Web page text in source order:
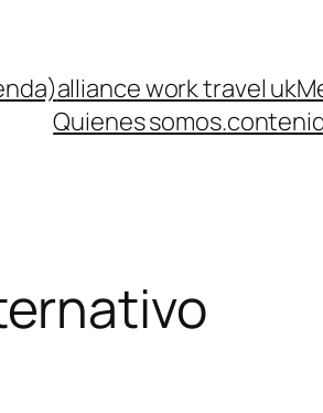
alliance work travel uk
Quienes somos.